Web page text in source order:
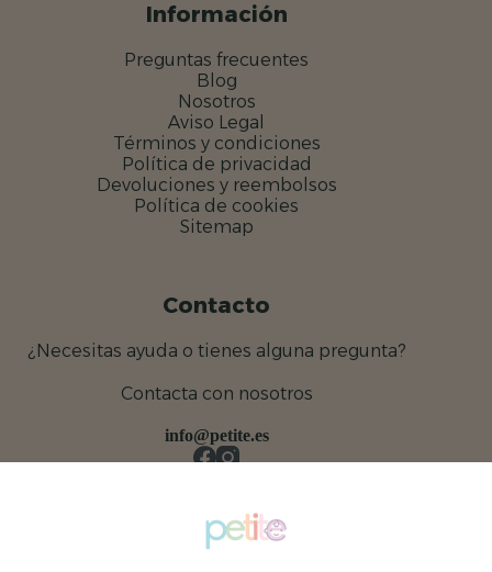
Información
Preguntas frecuentes
Blog
Nosotros
Aviso Legal
Términos y condiciones
Política de privacidad
Devoluciones y reembolsos
Política de cookies
Sitemap
Contacto
¿Necesitas ayuda o tienes alguna pregunta?
Contacta con nosotros
info@petite.es